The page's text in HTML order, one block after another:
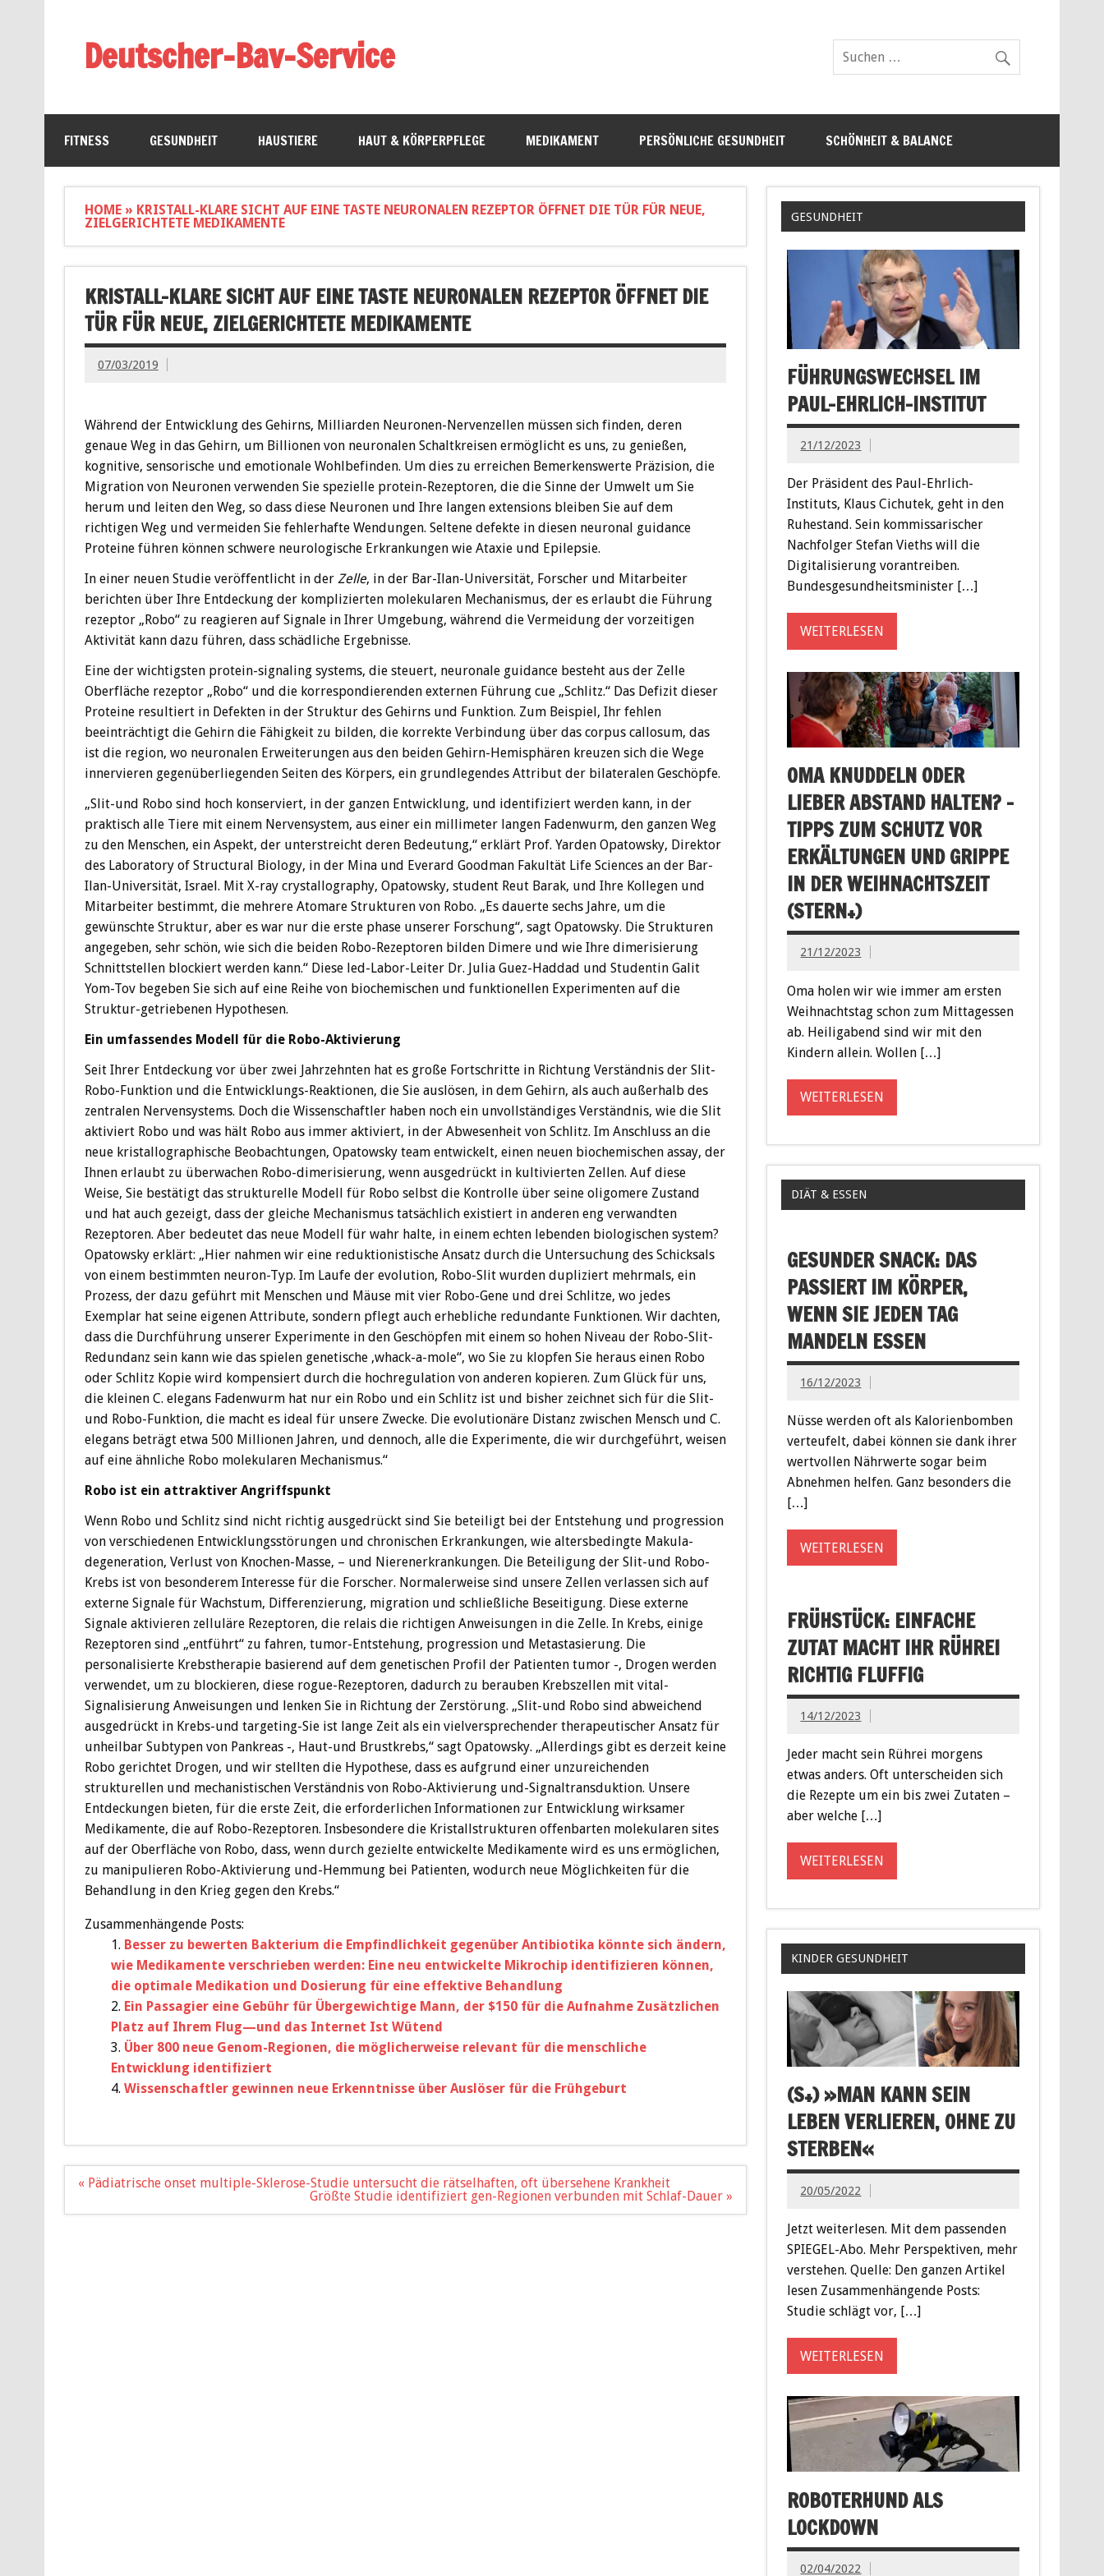
Deutscher-Bav-Service
FITNESS GESUNDHEIT HAUSTIERE HAUT & KÖRPERPFLEGE MEDIKAMENT PERSÖNLICHE GESUNDHEIT SCHÖNHEIT & BALANCE
HOME» KRISTALL-KLARE SICHT AUF EINE TASTE NEURONALEN REZEPTOR ÖFFNET DIE TÜR FÜR NEUE,
ZIELGERICHTETE MEDIKAMENTE
KRISTALL-KLARE SICHT AUF EINE TASTE NEURONALEN REZEPTOR ÖFFNET DIE
TÜR FÜR NEUE, ZIELGERICHTETE MEDIKAMENTE
07/03/2019
Während der Entwicklung des Gehirns, Milliarden Neuronen-Nervenzellen müssen sich finden, deren
genaue Weg in das Gehirn, um Billionen von neuronalen Schaltkreisen ermöglicht es uns, zu genießen,
kognitive, sensorische und emotionale Wohlbefinden. Um dies zu erreichen Bemerkenswerte Präzision, die
Migration von Neuronen verwenden Sie spezielle protein-Rezeptoren, die die Sinne der Umwelt um Sie
herum und leiten den Weg, so dass diese Neuronen und Ihre langen extensions bleiben Sie auf dem
richtigen Weg und vermeiden Sie fehlerhafte Wendungen. Seltene defekte in diesen neuronal guidance
Proteine führen können schwere neurologische Erkrankungen wie Ataxie und Epilepsie.
In einer neuen Studie veröffentlicht in der Zelle, in der Bar-Ilan-Universität, Forscher und Mitarbeiter
berichten über Ihre Entdeckung der komplizierten molekularen Mechanismus, der es erlaubt die Führung
rezeptor „Robo“ zu reagieren auf Signale in Ihrer Umgebung, während die Vermeidung der vorzeitigen
Aktivität kann dazu führen, dass schädliche Ergebnisse.
Eine der wichtigsten protein-signaling systems, die steuert, neuronale guidance besteht aus der Zelle
Oberfläche rezeptor „Robo“ und die korrespondierenden externen Führung cue „Schlitz.“ Das Defizit dieser
Proteine resultiert in Defekten in der Struktur des Gehirns und Funktion. Zum Beispiel, Ihr fehlen
beeinträchtigt die Gehirn die Fähigkeit zu bilden, die korrekte Verbindung über das corpus callosum, das
ist die region, wo neuronalen Erweiterungen aus den beiden Gehirn-Hemisphären kreuzen sich die Wege
innervieren gegenüberliegenden Seiten des Körpers, ein grundlegendes Attribut der bilateralen Geschöpfe.
„Slit-und Robo sind hoch konserviert, in der ganzen Entwicklung, und identifiziert werden kann, in der
praktisch alle Tiere mit einem Nervensystem, aus einer ein millimeter langen Fadenwurm, den ganzen Weg
zu den Menschen, ein Aspekt, der unterstreicht deren Bedeutung,“ erklärt Prof. Yarden Opatowsky, Direktor
des Laboratory of Structural Biology, in der Mina und Everard Goodman Fakultät Life Sciences an der Bar-
Ilan-Universität, Israel. Mit X-ray crystallography, Opatowsky, student Reut Barak, und Ihre Kollegen und
Mitarbeiter bestimmt, die mehrere Atomare Strukturen von Robo. „Es dauerte sechs Jahre, um die
gewünschte Struktur, aber es war nur die erste phase unserer Forschung“, sagt Opatowsky. Die Strukturen
angegeben, sehr schön, wie sich die beiden Robo-Rezeptoren bilden Dimere und wie Ihre dimerisierung
Schnittstellen blockiert werden kann.“ Diese led-Labor-Leiter Dr. Julia Guez-Haddad und Studentin Galit
Yom-Tov begeben Sie sich auf eine Reihe von biochemischen und funktionellen Experimenten auf die
Struktur-getriebenen Hypothesen.
Ein umfassendes Modell für die Robo-Aktivierung
Seit Ihrer Entdeckung vor über zwei Jahrzehnten hat es große Fortschritte in Richtung Verständnis der Slit-
Robo-Funktion und die Entwicklungs-Reaktionen, die Sie auslösen, in dem Gehirn, als auch außerhalb des
zentralen Nervensystems. Doch die Wissenschaftler haben noch ein unvollständiges Verständnis, wie die Slit
aktiviert Robo und was hält Robo aus immer aktiviert, in der Abwesenheit von Schlitz. Im Anschluss an die
neue kristallographische Beobachtungen, Opatowsky team entwickelt, einen neuen biochemischen assay, der
Ihnen erlaubt zu überwachen Robo-dimerisierung, wenn ausgedrückt in kultivierten Zellen. Auf diese
Weise, Sie bestätigt das strukturelle Modell für Robo selbst die Kontrolle über seine oligomere Zustand
und hat auch gezeigt, dass der gleiche Mechanismus tatsächlich existiert in anderen eng verwandten
Rezeptoren. Aber bedeutet das neue Modell für wahr halte, in einem echten lebenden biologischen system?
Opatowsky erklärt: „Hier nahmen wir eine reduktionistische Ansatz durch die Untersuchung des Schicksals
von einem bestimmten neuron-Typ. Im Laufe der evolution, Robo-Slit wurden dupliziert mehrmals, ein
Prozess, der dazu geführt mit Menschen und Mäuse mit vier Robo-Gene und drei Schlitze, wo jedes
Exemplar hat seine eigenen Attribute, sondern pflegt auch erhebliche redundante Funktionen. Wir dachten,
dass die Durchführung unserer Experimente in den Geschöpfen mit einem so hohen Niveau der Robo-Slit-
Redundanz sein kann wie das spielen genetische ‚whack-a-mole“, wo Sie zu klopfen Sie heraus einen Robo
oder Schlitz Kopie wird kompensiert durch die hochregulation von anderen kopieren. Zum Glück für uns,
die kleinen C. elegans Fadenwurm hat nur ein Robo und ein Schlitz ist und bisher zeichnet sich für die Slit-
und Robo-Funktion, die macht es ideal für unsere Zwecke. Die evolutionäre Distanz zwischen Mensch und C.
elegans beträgt etwa 500 Millionen Jahren, und dennoch, alle die Experimente, die wir durchgeführt, weisen
auf eine ähnliche Robo molekularen Mechanismus.“
Robo ist ein attraktiver Angriffspunkt
Wenn Robo und Schlitz sind nicht richtig ausgedrückt sind Sie beteiligt bei der Entstehung und progression
von verschiedenen Entwicklungsstörungen und chronischen Erkrankungen, wie altersbedingte Makula-
degeneration, Verlust von Knochen-Masse, – und Nierenerkrankungen. Die Beteiligung der Slit-und Robo-
Krebs ist von besonderem Interesse für die Forscher. Normalerweise sind unsere Zellen verlassen sich auf
externe Signale für Wachstum, Differenzierung, migration und schließliche Beseitigung. Diese externe
Signale aktivieren zelluläre Rezeptoren, die relais die richtigen Anweisungen in die Zelle. In Krebs, einige
Rezeptoren sind „entführt“ zu fahren, tumor-Entstehung, progression und Metastasierung. Die
personalisierte Krebstherapie basierend auf dem genetischen Profil der Patienten tumor -, Drogen werden
verwendet, um zu blockieren, diese rogue-Rezeptoren, dadurch zu berauben Krebszellen mit vital-
Signalisierung Anweisungen und lenken Sie in Richtung der Zerstörung. „Slit-und Robo sind abweichend
ausgedrückt in Krebs-und targeting-Sie ist lange Zeit als ein vielversprechender therapeutischer Ansatz für
unheilbar Subtypen von Pankreas -, Haut-und Brustkrebs,“ sagt Opatowsky. „Allerdings gibt es derzeit keine
Robo gerichtet Drogen, und wir stellten die Hypothese, dass es aufgrund einer unzureichenden
strukturellen und mechanistischen Verständnis von Robo-Aktivierung und-Signaltransduktion. Unsere
Entdeckungen bieten, für die erste Zeit, die erforderlichen Informationen zur Entwicklung wirksamer
Medikamente, die auf Robo-Rezeptoren. Insbesondere die Kristallstrukturen offenbarten molekularen sites
auf der Oberfläche von Robo, dass, wenn durch gezielte entwickelte Medikamente wird es uns ermöglichen,
zu manipulieren Robo-Aktivierung und-Hemmung bei Patienten, wodurch neue Möglichkeiten für die
Behandlung in den Krieg gegen den Krebs.“
Zusammenhängende Posts:
Besser zu bewerten Bakterium die Empfindlichkeit gegenüber Antibiotika könnte sich ändern,
wie Medikamente verschrieben werden: Eine neu entwickelte Mikrochip identifizieren können,
die optimale Medikation und Dosierung für eine effektive Behandlung
Ein Passagier eine Gebühr für Übergewichtige Mann, der $150 für die Aufnahme Zusätzlichen
Platz auf Ihrem Flug—und das Internet Ist Wütend
Über 800 neue Genom-Regionen, die möglicherweise relevant für die menschliche
Entwicklung identifiziert
Wissenschaftler gewinnen neue Erkenntnisse über Auslöser für die Frühgeburt
Beitragsnavigation
« Pädiatrische onset multiple-Sklerose-Studie untersucht die rätselhaften, oft übersehene Krankheit
Größte Studie identifiziert gen-Regionen verbunden mit Schlaf-Dauer »
GESUNDHEIT
FÜHRUNGSWECHSEL IM
PAUL-EHRLICH-INSTITUT
21/12/2023
Der Präsident des Paul-Ehrlich-
Instituts, Klaus Cichutek, geht in den
Ruhestand. Sein kommissarischer
Nachfolger Stefan Vieths will die
Digitalisierung vorantreiben.
Bundesgesundheitsminister […]
WEITERLESEN
OMA KNUDDELN ODER
LIEBER ABSTAND HALTEN? –
TIPPS ZUM SCHUTZ VOR
ERKÄLTUNGEN UND GRIPPE
IN DER WEIHNACHTSZEIT
(STERN+)
21/12/2023
Oma holen wir wie immer am ersten
Weihnachtstag schon zum Mittagessen
ab. Heiligabend sind wir mit den
Kindern allein. Wollen […]
WEITERLESEN
DIÄT & ESSEN
GESUNDER SNACK: DAS
PASSIERT IM KÖRPER,
WENN SIE JEDEN TAG
MANDELN ESSEN
16/12/2023
Nüsse werden oft als Kalorienbomben
verteufelt, dabei können sie dank ihrer
wertvollen Nährwerte sogar beim
Abnehmen helfen. Ganz besonders die
[…]
WEITERLESEN
FRÜHSTÜCK: EINFACHE
ZUTAT MACHT IHR RÜHREI
RICHTIG FLUFFIG
14/12/2023
Jeder macht sein Rührei morgens
etwas anders. Oft unterscheiden sich
die Rezepte um ein bis zwei Zutaten –
aber welche […]
WEITERLESEN
KINDER GESUNDHEIT
(S+) »MAN KANN SEIN
LEBEN VERLIEREN, OHNE ZU
STERBEN«
20/05/2022
Jetzt weiterlesen. Mit dem passenden
SPIEGEL-Abo. Mehr Perspektiven, mehr
verstehen. Quelle: Den ganzen Artikel
lesen Zusammenhängende Posts:
Studie schlägt vor, […]
WEITERLESEN
ROBOTERHUND ALS
LOCKDOWN
02/04/2022